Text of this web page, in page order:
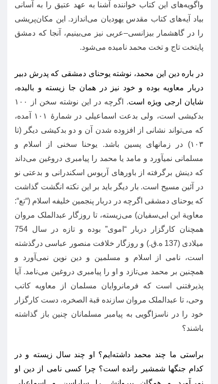
واگویه‌های این کتاب خواننده آشنا به عهد عتیق را به آسانی
بیاد آیه‌های کتاب مقدس یهودیان می‌اندازد.
این مکان‌پریشی
را در گاهشمار بیزانسی–عربی نیز می‌بینیم، آنجا که دمشق
پایتخت تاج و تخت محمد نامیده می‌شود.
در باره دین این محمد، نوشته یوحنای دمشقی که پدرش دبیر
دربار معاویه بوده و خود نیز در همان جا زیسته و بالیده،
شایان ارجی ویژه است.
اگرچه در این نوشته سخن از ۱۰۰
بدکیشی است، ولی بدعت اسماعیلی در شمارهٔ ۱۰۱ آمده،
که می‌تواند نشانی از افزوده شدن آن و دو بدکیشی دیگر (تا
۱۰۳)در زمانهای پسین ‌باشد. یوحنا سخنی از اسلام و
مسلمانی نمی‎آ‎ورد و مامد یا محمد را پیامبری دروغین می‌داند
که دینش برگرفته از باورهای آریوس اسکندرانی و بدعتی نو
در آئین مسیح است. بار دیگر باید بر این نکته انگشت گذاشت
که یوحنای دمشقی اگرچه در دربار پنجمین خلیفه اسلام (“تع“:
معاویة ابن ابی‌سفیان) می‌زیسته، تا روزگار عبدالملک مروان
همچنان کارگزار دربار “ اموی” بوده و تازه در سال 754
میلادی(137 ه.ق.) و روزگار خلافت منصور عباسی درگذشته
است، نامی از اسلام و مسلمین و دین نوین نمی‌آورد و
همچنین بر محمد می‌تازد و او را پیامبری دروغین می‌نامد.
آیا
پذیرفتنی است که فرمانروایان مسلمان از معاویه کاتب
وحی، تا عبدالملک مروان سازنده قبة الصخره، دست کارگزار
خود را در ناسزاگویی به پیامبر مسلمانان چنین باز گذاشته
باشند؟
براستی ما چند محمد داشته‌ایم؟ او چند سال زیسته و در
کدام جنگها شمشیر رانده است؟ چرا کسی نامی از دین او